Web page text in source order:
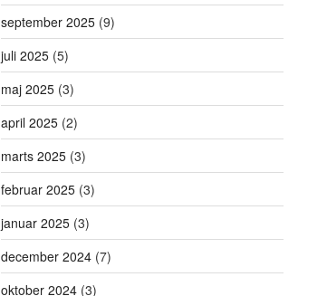
september 2025 (9)
juli 2025 (5)
maj 2025 (3)
april 2025 (2)
marts 2025 (3)
februar 2025 (3)
januar 2025 (3)
december 2024 (7)
oktober 2024 (3)